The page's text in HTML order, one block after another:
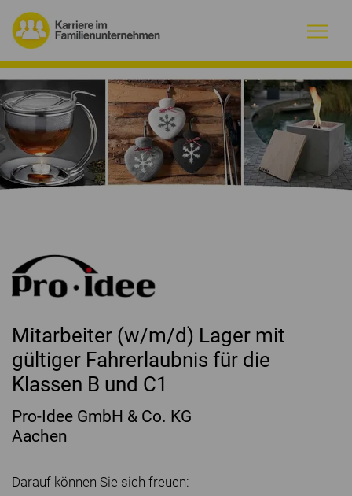
Warum Familienunternehmen?
Firmenprofile
Jobs
Initiative
Kontakt
Mitarbeiter (w/m/d) Lager mit
gültiger Fahrerlaubnis für die
Klassen B und C1
Pro-Idee GmbH & Co. KG
Aachen
Darauf können Sie sich freuen: